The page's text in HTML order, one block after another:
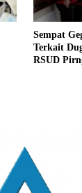
Sempat
Terkait
RSUD